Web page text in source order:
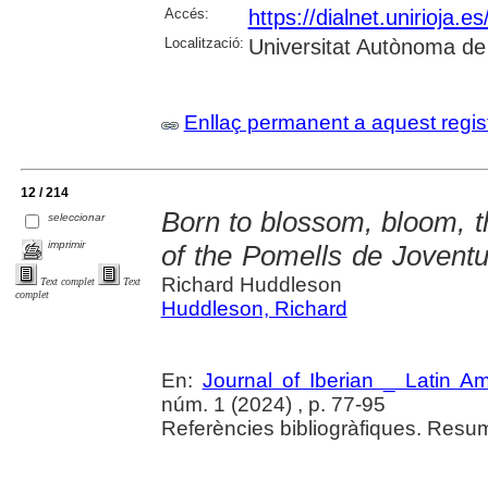
Accés: https://
Localització: Universitat Autònoma
Enllaç permanent a aquest
12 / 214
seleccionar
imprimir
Text complet
Text
complet
Born to blossom, bloom,
of the Pomells de
Richard Huddleson
Huddleson, Richard
En: Journal of Iberian _ Latin
núm. 1 (2024) , p. 77-95
Referències bibliogràfiques.